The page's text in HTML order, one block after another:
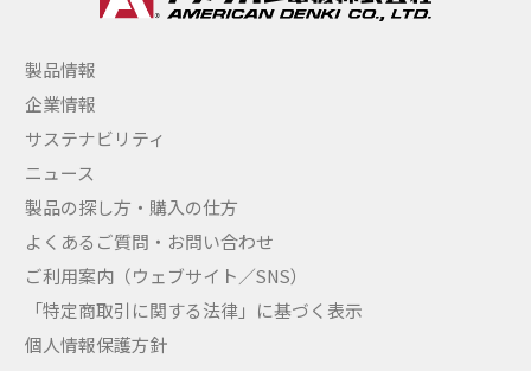
製品情報
企業情報
サステナビリティ
ニュース
製品の探し方・購入の仕方
よくあるご質問・お問い合わせ
ご利用案内（ウェブサイト／SNS）
「特定商取引に関する法律」に基づく表示
個人情報保護方針